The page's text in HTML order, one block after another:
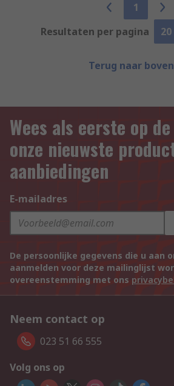
1
Resultaten per pagina
20
Terug naar boven
Wees als eerste op
onze nieuwste
aanbiedingen
E-mailadres
De persoonlijke gegevens die u aan
aanmelden voor deze mailinglijst
overeenstemming met ons
Neem contact op
023 51 66 555
Volg ons op